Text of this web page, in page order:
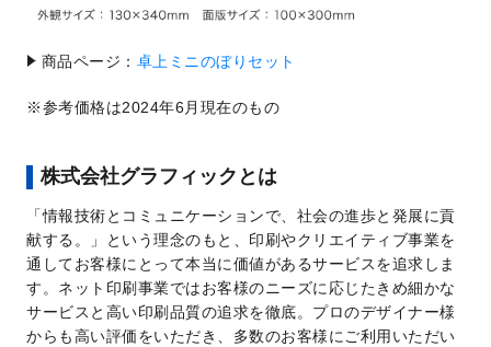
商品ページ： 卓上ミニのぼりセット
参考価格は2024年6月現在のもの
株式会社グラフィックとは
「情報技術とコミュニケーションで、社会の進歩と発展に貢
献する。」という理念のもと、印刷やクリエイティブ事業を
通してお客様にとって本当に価値があるサービスを追求しま
す。ネット印刷事業ではお客様のニーズに応じたきめ細かな
サービスと高い印刷品質の追求を徹底。プロのデザイナー様
からも高い評価をいただき、多数のお客様にご利用いただい